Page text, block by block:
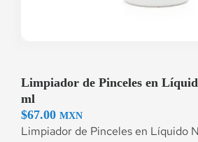
Limpiador de Pinceles en
ml
$67.00 MXN
Limpiador de Pinceles en Líquido